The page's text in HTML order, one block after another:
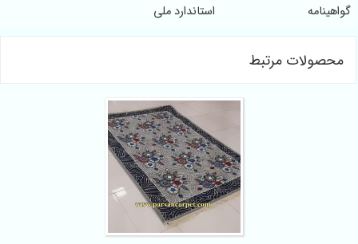
گواهینامه
استاندارد ملی
محصولات مرتبط